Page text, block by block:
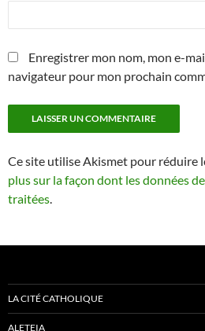
Enregistrer mon nom, mon e-
navigateur pour mon prochain
Ce site utilise Akismet pour réduire
plus sur la façon dont les données
traitées.
LA CITÉ CATHOLIQUE
ALETEIA